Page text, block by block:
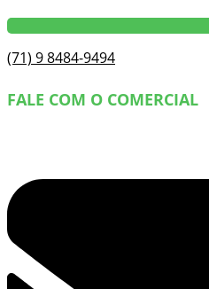
(71) 9 8484-9494
FALE COM O COMERCIAL